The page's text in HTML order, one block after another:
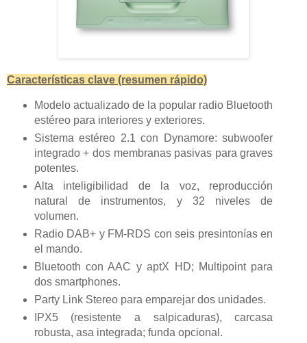
Características clave (resumen rápido)
Modelo actualizado de la popular radio Bluetooth
estéreo para interiores y exteriores.
Sistema estéreo 2.1 con Dynamore: subwoofer
integrado + dos membranas pasivas para graves
potentes.
Alta inteligibilidad de la voz, reproducción
natural de instrumentos, y 32 niveles de
volumen.
Radio DAB+ y FM-RDS con seis presintonías en
el mando.
Bluetooth con AAC y aptX HD; Multipoint para
dos smartphones.
Party Link Stereo para emparejar dos unidades.
IPX5 (resistente a salpicaduras), carcasa
robusta, asa integrada; funda opcional.